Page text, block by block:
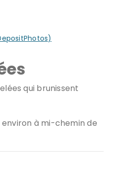
qui brunissent
à mi-chemin de